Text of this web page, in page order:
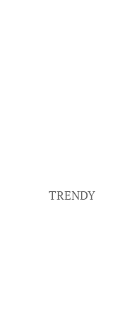
TRENDY